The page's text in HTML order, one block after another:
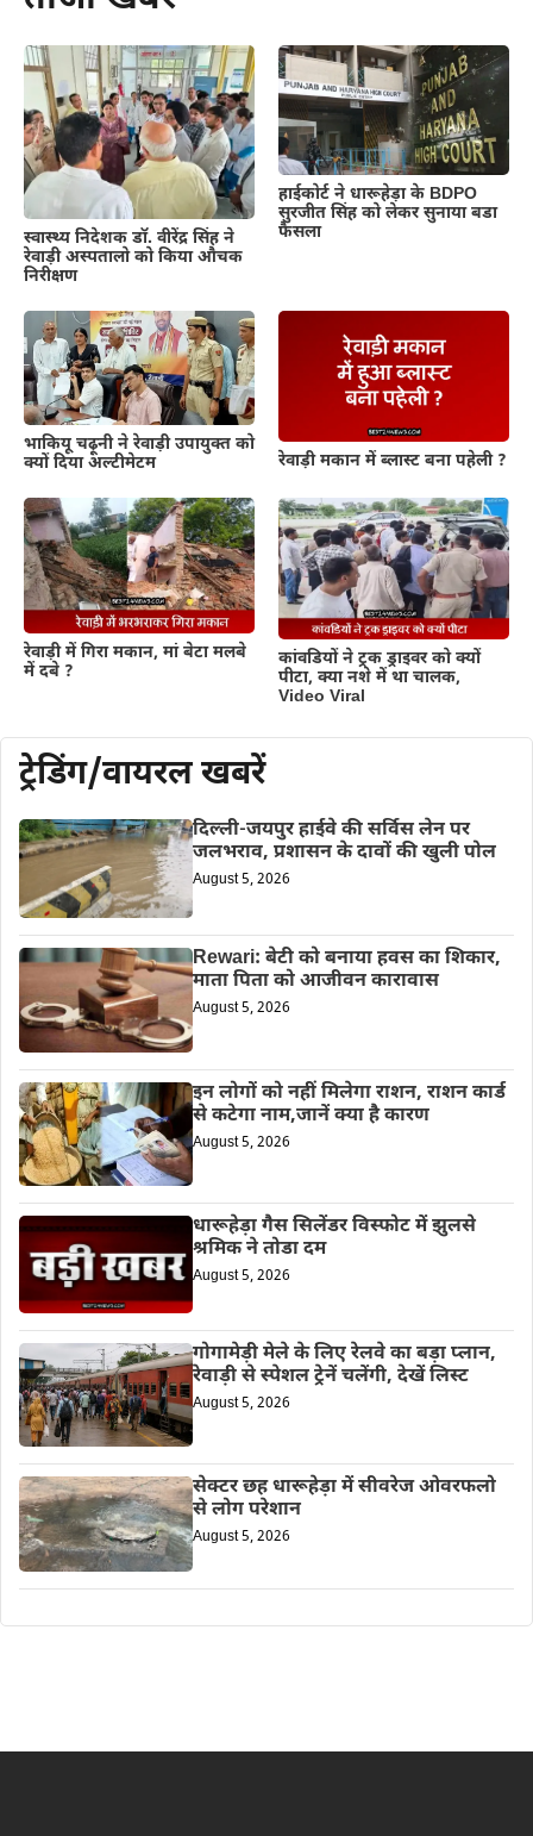
स्वास्थ्य निदेशक डॉ. वीरेंद्र सिंह ने
रेवाड़ी अस्पतालो को किया औचक
निरीक्षण
हाईकोर्ट ने धारूहेड़ा के BDPO
सुरजीत सिंह को लेकर सुनाया बडा
फैसला
भाकियू चढ़ूनी ने रेवाड़ी उपायुक्त को
क्यों दिया अल्टीमेटम
रेवाड़ी मकान में ब्लास्ट बना पहेली ?
रेवाड़ी में गिरा मकान, मां बेटा मलबे
में दबे ?
कांवडियों ने ट्रक ड्राइवर को क्यों
पीटा, क्या नशे में था चालक,
Video Viral
ट्रेडिंग/वायरल खबरें
दिल्ली-जयपुर हाईवे की सर्विस लेन पर
जलभराव, प्रशासन के दावों की खुली पोल
August 5, 2026
Rewari: बेटी को बनाया हवस का शिकार,
माता पिता को आजीवन कारावास
August 5, 2026
इन लोगों को नहीं मिलेगा राशन, राशन कार्ड
से कटेगा नाम,जानें क्या है कारण
August 5, 2026
धारूहेड़ा गैस सिलेंडर विस्फोट में झुलसे
श्रमिक ने तोडा दम
August 5, 2026
गोगामेड़ी मेले के लिए रेलवे का बड़ा प्लान,
रेवाड़ी से स्पेशल ट्रेनें चलेंगी, देखें लिस्ट
August 5, 2026
सेक्टर छह धारूहेड़ा में सीवरेज ओवरफलो
से लोग परेशान
August 5, 2026